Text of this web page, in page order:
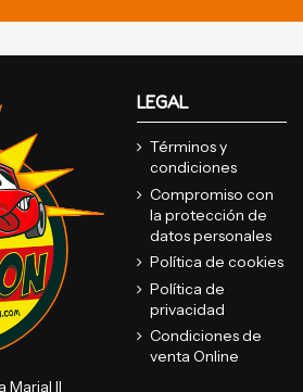
Marjal II
LEGAL
Términos y
condiciones
Compromiso con
la protección de
datos personales
Política de cookies
Política de
privacidad
Condiciones de
venta Online